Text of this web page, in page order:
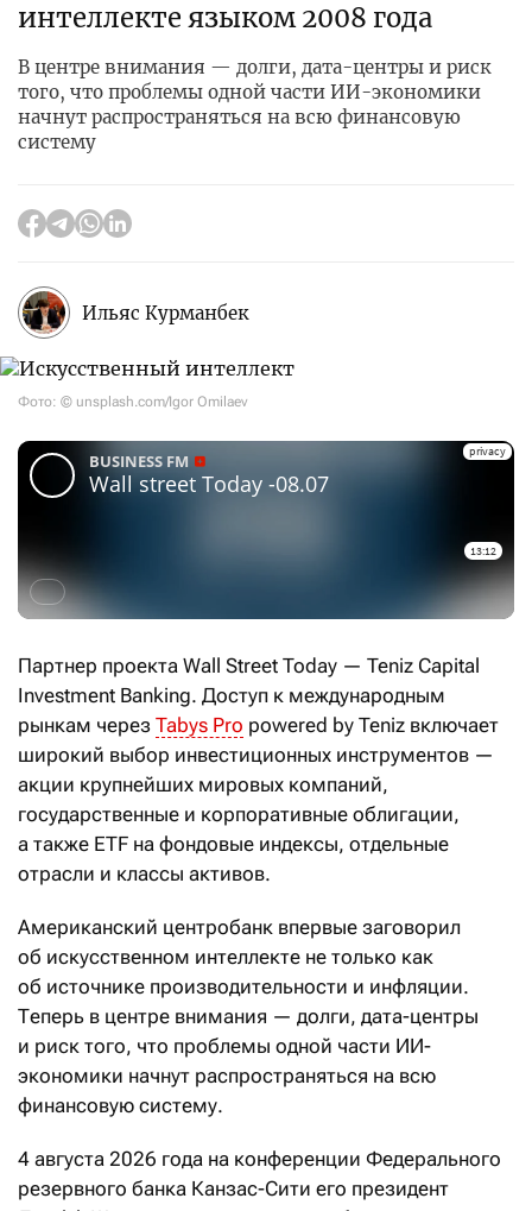
интеллекте языком 2008 года
В центре внимания — долги, дата-центры и риск
того, что проблемы одной части ИИ-экономики
начнут распространяться на всю финансовую
систему
Ильяс Курманбек
Фото: © unsplash.com/Igor Omilaev
Партнер проекта Wall Street Today — Teniz Capital
Investment Banking. Доступ к международным
рынкам через Tabys Pro powered by Teniz включает
широкий выбор инвестиционных инструментов —
акции крупнейших мировых компаний,
государственные и корпоративные облигации,
а также ETF на фондовые индексы, отдельные
отрасли и классы активов.
Американский центробанк впервые заговорил
об искусственном интеллекте не только как
об источнике производительности и инфляции.
Теперь в центре внимания — долги, дата-центры
и риск того, что проблемы одной части ИИ-
экономики начнут распространяться на всю
финансовую систему.
4 августа 2026 года на конференции Федерального
резервного банка Канзас-Сити его президент